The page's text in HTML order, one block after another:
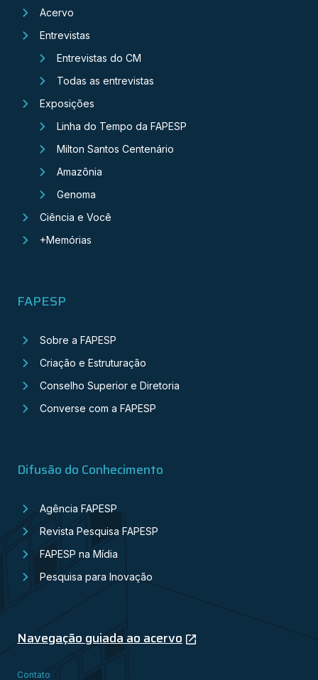
Acervo
Entrevistas
Entrevistas do CM
Todas as entrevistas
Exposições
Linha do Tempo da FAPESP
Milton Santos Centenário
Amazônia
Genoma
Ciência e Você
+Memórias
FAPESP
Sobre a FAPESP
Criação e Estruturação
Conselho Superior e Diretoria
Converse com a FAPESP
Difusão do Conhecimento
Agência FAPESP
Revista Pesquisa FAPESP
FAPESP na Mídia
Pesquisa para Inovação
Navegação guiada ao acervo
Contato